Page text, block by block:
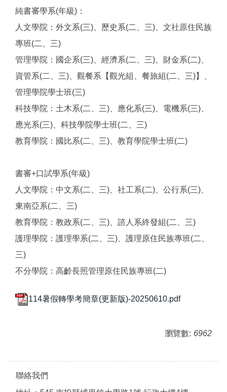
純書審學系(年級)：
人文學院：外文系(三)、歷史系(二、三)、文社原住民族
專班(二、三)
管理學院：國企系(三)、經濟系(二、三)、財金系(二)、
資管系(二、三)、觀餐系【觀光組、餐旅組(二、三)】、
管理學院學士班(三)
科技學院：土木系(二、三)、應化系(三)、電機系(三)、
應光系(三)、科技學院學士班(二、三)
教育學院：國比系(二、三)、教育學院學士班(二)
書審+口試學系(年級)
人文學院：中文系(二、三)、社工系(二)、公行系(三)、
東南亞系(二、三)
教育學院：教政系(二、三)、諮人系終發組(二、三)
護理學院：護理學系(二、三)、護理原住民族專班(二、
三)
不分學院：高齡長照管理原住民族專班(二)
114暑假轉學考簡章(更新版)-20250610.pdf
瀏覽數: 6962
聯絡我們